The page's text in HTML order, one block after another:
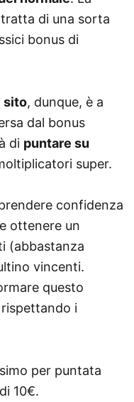
di una sorta
bonus di
sito, dunque, è a
dal bonus
di puntare su
super.
confidenza
ottenere un
(abbastanza
vincenti.
questo
i
per puntata
10€.